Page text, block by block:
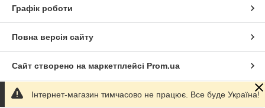
Графік роботи
Повна версія сайту
Сайт створено на маркетплейсі Prom.ua
Політика конфіденційності
Інтернет-магазин тимчасово не працює. Все буде Україна!